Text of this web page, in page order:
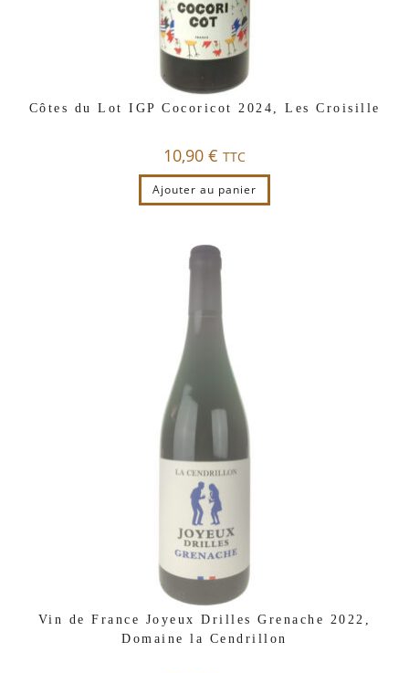
Côtes du Lot IGP Cocoricot 2024, Les Croisille
10,90 € TTC
Ajouter au panier
Vin de France Joyeux Drilles Grenache 2022,
Domaine la Cendrillon